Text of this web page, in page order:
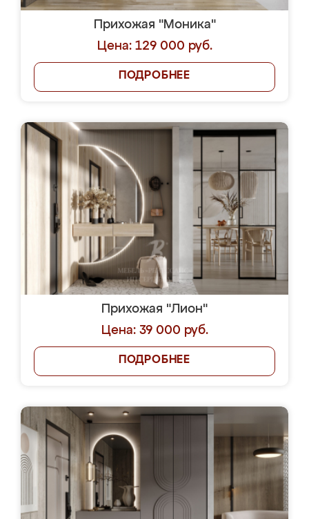
Прихожая "Моника"
Цена: 129 000 руб.
ПОДРОБНЕЕ
Прихожая "Лион"
Цена: 39 000 руб.
ПОДРОБНЕЕ